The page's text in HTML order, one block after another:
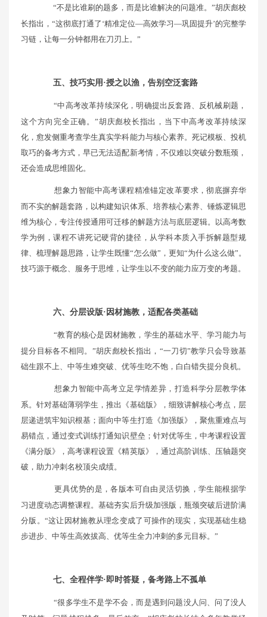
“不是比谁刷的题多，而是比谁解决的问题准。”胡庆彪校
长指出，“这彻底打通了‘精准定位—高效学习—巩固提升’的完整学
习链，让每一分钟都用在刀刃上。”
五、技巧实用·授之以渔，告别空泛套路
“中高考改革持续深化，明确提出反套路、反机械刷题，
这个方向完全正确。”胡庆彪校长指出，当下中高考改革持续深
化，愈发侧重考查学生真实学科能力与核心素养。死记模板、投机
取巧的备考方式，早已无法适配新考情，不仅难以突破分数瓶颈，
还会造成思维固化。
想象力智能中高考课程精准锚定改革要求，彻底摒弃华
而不实的解题套路，以构建知识体系、培养核心素养、锤炼逻辑思
维为核心，专注传授通用可迁移的解题方法与底层逻辑。以高考数
学为例，课程不讲死记硬背的捷径，从学科本质入手拆解题型规
律、梳理解题思路，让学生既懂“怎么做”，更知“为什么这么做”。
技巧源于概念、服务于思维，让学生以不变的能力应万变的考题。
六、分层设版·因材施教，适配各类基础
“教育的核心是因材施教，学生的基础水平、学习能力与
提分目标各不相同。”胡庆彪校长指出，“一刀切”教学只会导致基
础生跟不上、中等生难突破、优等生吃不饱，白白错失提分良机。
想象力智能中高考立足学情差异，打造科学分层教学体
系。针对基础薄弱学生，推出《基础版》，细致讲解核心考点，层
层递进筑牢知识根基；面向中等生打造《加强版》，聚焦重难点与
易错点，通过变式训练打通知识壁垒；针对优等生，中考课程设置
《满分版》，高考课程设置《精英版》，通过高阶训练、压轴题突
破，助力冲刺名校顶尖成绩。
更具优势的是，各版本可自由灵活切换，学生能根据学
习进度动态调整课程。基础夯实后升级加强版，瓶颈突破后进阶满
分版。“这让因材施教从理念变成了可操作的现实，实现基础生稳
步进步、中等生高效拔高、优等生全力冲刺的多元目标。”
七、全程伴学·即时答疑，备考路上不孤单
“很多学生不是学不会，而是遇到问题没人问、问了没人